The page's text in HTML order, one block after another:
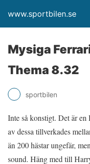
www.sportbilen.se
Mysiga
Thema 8.32
sportbilen
Inte så konstigt. Det är
av dessa tillverkades
än 200 hästar ungefär,
sound. Häng med till